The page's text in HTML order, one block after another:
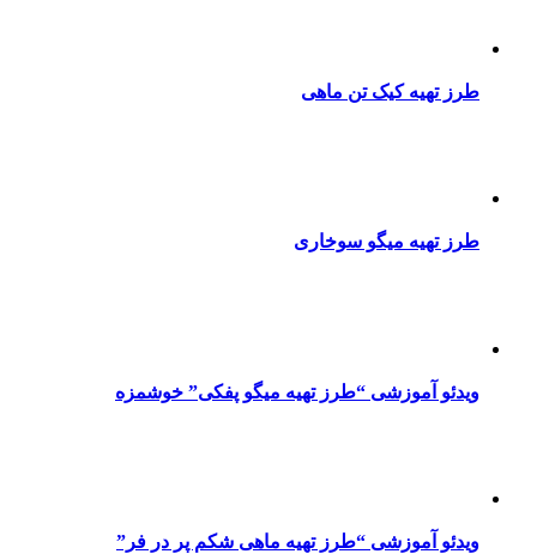
طرز تهیه کیک تن ماهی
طرز تهیه میگو سوخاری
ویدئو آموزشی “طرز تهیه میگو پفکی” خوشمزه
ویدئو آموزشی “طرز تهیه ماهی شکم پر در فر”